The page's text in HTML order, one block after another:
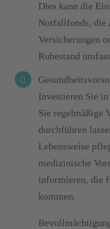
Dies kann die
Notfallfonds, die
Versicherungen
Ruhestand
Investieren Sie
Sie regelmäßige
durchführen
Lebensweise
medizinische
informieren, die
kommen.